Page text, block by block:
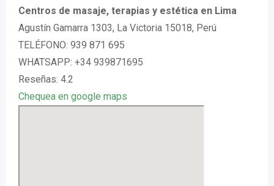
Centros de masaje, terapias y estética en Lima
Agustín Gamarra 1303, La Victoria 15018, Perú
TELÉFONO: 939 871 695
WHATSAPP: +34 939871695
Reseñas: 4.2
Chequea en google maps